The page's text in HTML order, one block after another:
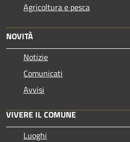
Agricoltura e pesca
NOVITÀ
Notizie
Comunicati
Avvisi
VIVERE IL COMUNE
Luoghi